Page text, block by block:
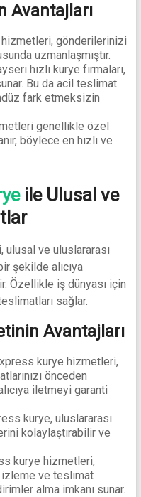
Avantajları
hizmetleri, gönderilerinizi
uzmanlaşmıştır.
hızlı kurye firmaları,
Bu da acil teslimat
fark etmeksizin
genellikle özel
böylece en hızlı ve
ile Ulusal ve
ve uluslararası
şekilde alıcıya
Özellikle iş dünyası için
sağlar.
Avantajları
kurye hizmetleri,
önceden
iletmeyi garanti
kurye, uluslararası
kolaylaştırabilir ve
kurye hizmetleri,
ve teslimat
alma imkanı sunar.